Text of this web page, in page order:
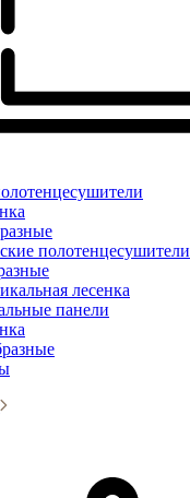
полотенцесушители
лесенка
панели